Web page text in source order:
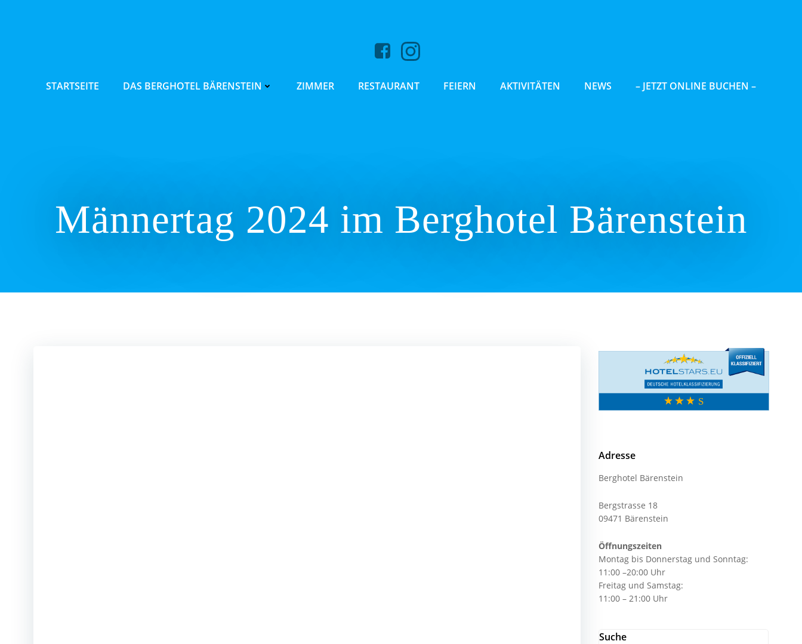
STARTSEITE DAS BERGHOTEL BÄRENSTEIN ZIMMER RESTAURANT FEIERN AKTIVITÄTEN NEWS – JETZT ONLINE BUCHEN –
Männertag 2024 im Berghotel Bärenstein
Adresse
Berghotel Bärenstein
Bergstrasse 18
09471 Bärenstein
Öffnungszeiten
Montag bis Donnerstag und Sonntag:
11:00 –20:00 Uhr
Freitag und Samstag:
11:00 – 21:00 Uhr
Suche